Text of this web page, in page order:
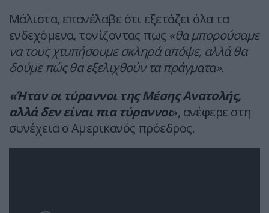
Μάλιστα, επανέλαβε ότι εξετάζει όλα τα
ενδεχόμενα, τονίζοντας πως «θα μπορούσαμε
να τους χτυπήσουμε σκληρά απόψε, αλλά θα
δούμε πώς θα εξελιχθούν τα πράγματα».
«Ήταν οι τύραννοι της Μέσης Ανατολής,
αλλά δεν είναι πια τύραννοι», ανέφερε στη
συνέχεια ο Αμερικανός πρόεδρος.